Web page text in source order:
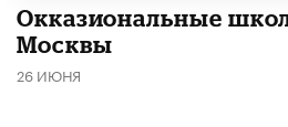
​Окказиональные
Москвы
26 ИЮНЯ